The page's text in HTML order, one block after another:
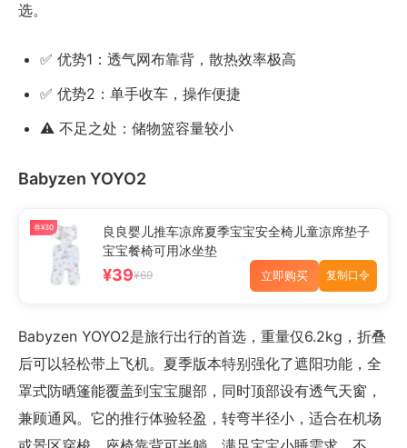
选。
✅ 优势1：透气网布靠背，散热效率极高
✅ 优势2：单手收车，操作便捷
⚠️ 不足之处：储物篮容量较小
Babyzen YOYO2
券¥30
良良婴儿推车凉席夏季宝宝安全椅儿童凉席垫子
宝宝餐椅可用冰坐垫
¥39¥69 立即购买 复制口令
Babyzen YOYO2是旅行出行的首选，重量仅6.2kg，折叠
后可以轻松带上飞机。夏季版本特别强化了遮阳功能，全
罩式防晒篷能覆盖到宝宝腿部，同时顶部设有透气天窗，
兼顾通风。它的推行体验轻盈，转弯半径小，适合在机场